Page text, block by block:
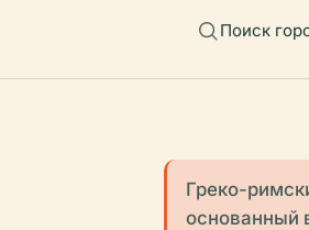
Поиск
Греко-
основанный